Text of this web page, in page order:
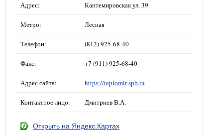
Адрес: Кантемировская ул. 39
Метро: Лесная
Телефон: (812) 925-68-40
Факс: +7 (911) 925-68-40
Адрес сайта: https://teplomir-spb.ru
Контактное лицо: Дмитриев В.А.
Открыть на Яндекс.Картах